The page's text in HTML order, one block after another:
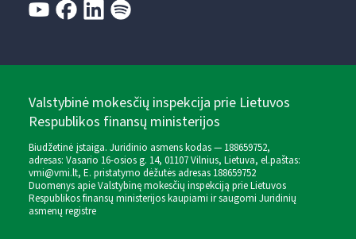
Valstybinė mokesčių inspekcija prie Lietuvos
Respublikos finansų ministerijos
Biudžetinė įstaiga. Juridinio asmens kodas — 188659752,
adresas: Vasario 16-osios g. 14, 01107 Vilnius, Lietuva, el.paštas:
vmi@vmi.lt, E. pristatymo dėžutės adresas 188659752
Duomenys apie Valstybinę mokesčių inspekciją prie Lietuvos
Respublikos finansų ministerijos kaupiami ir saugomi Juridinių
asmenų registre